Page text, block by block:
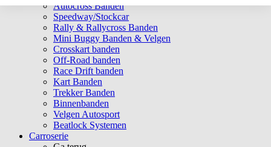
Autocross Banden
Speedway/Stockcar
Rally & Rallycross Banden
Mini Buggy Banden & Velgen
Crosskart banden
Off-Road banden
Race Drift banden
Kart Banden
Trekker Banden
Binnenbanden
Velgen Autosport
Beatlock Systemen
Carroserie